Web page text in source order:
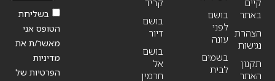
קיים
באתר
הצהרת
נגישות
תקנון
האתר
בושם
לפני
עונה
בשמים
לבית
קריד
בושם
דיור
בושם
אל
חרמין
בשליחת
הטופס אני
מאשר/ת את
מדיניות
הפרטיות של